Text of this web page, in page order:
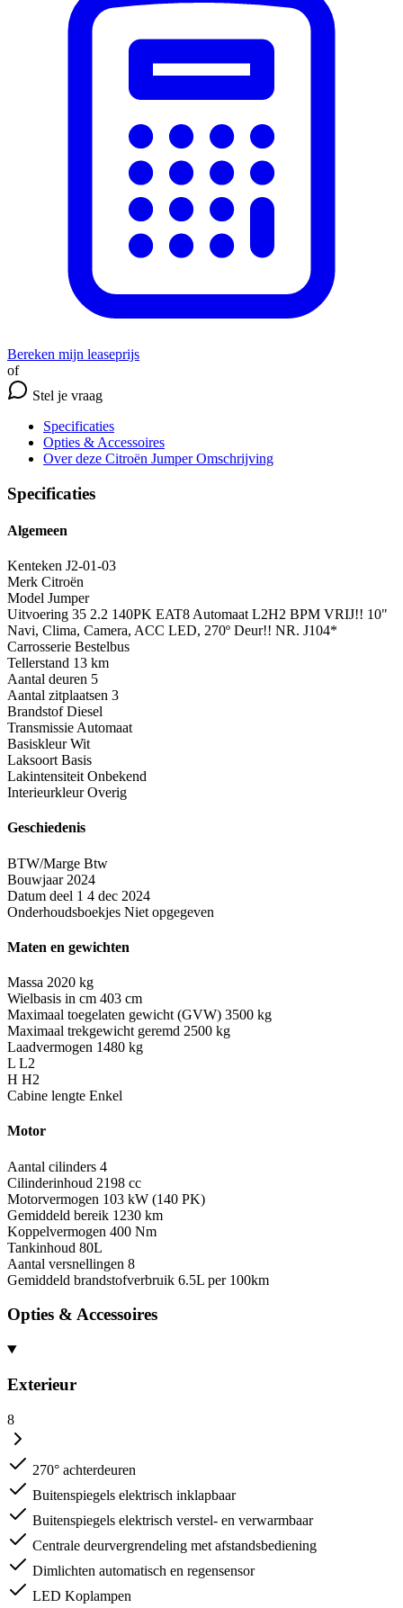
Bereken mijn leaseprijs
of
Stel je vraag
Specificaties
Opties & Accessoires
Over deze Citroën Jumper Omschrijving
Specificaties
Algemeen
Kenteken J2-01-03
Merk Citroën
Model Jumper
Uitvoering 35 2.2 140PK EAT8 Automaat L2H2 BPM VRIJ!! 10"
Navi, Clima, Camera, ACC LED, 270º Deur!! NR. J104*
Carrosserie Bestelbus
Tellerstand 13 km
Aantal deuren 5
Aantal zitplaatsen 3
Brandstof Diesel
Transmissie Automaat
Basiskleur Wit
Laksoort Basis
Lakintensiteit Onbekend
Interieurkleur Overig
Geschiedenis
BTW/Marge Btw
Bouwjaar 2024
Datum deel 1 4 dec 2024
Onderhoudsboekjes Niet opgegeven
Maten en gewichten
Massa 2020 kg
Wielbasis in cm 403 cm
Maximaal toegelaten gewicht (GVW) 3500 kg
Maximaal trekgewicht geremd 2500 kg
Laadvermogen 1480 kg
L L2
H H2
Cabine lengte Enkel
Motor
Aantal cilinders 4
Cilinderinhoud 2198 cc
Motorvermogen 103 kW (140 PK)
Gemiddeld bereik 1230 km
Koppelvermogen 400 Nm
Tankinhoud 80L
Aantal versnellingen 8
Gemiddeld brandstofverbruik 6.5L per 100km
Opties & Accessoires
Exterieur
8
270° achterdeuren
Buitenspiegels elektrisch inklapbaar
Buitenspiegels elektrisch verstel- en verwarmbaar
Centrale deurvergrendeling met afstandsbediening
Dimlichten automatisch en regensensor
LED Koplampen